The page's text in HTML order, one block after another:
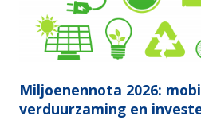
Miljoenennota 2026:
verduurzaming en